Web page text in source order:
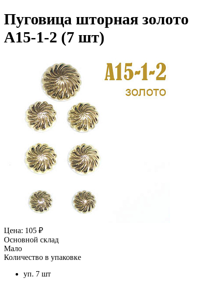
Пуговица шторная золото
A15-1-2 (7 шт)
Цена: 105 ₽
Основной склад
Мало
Количество в упаковке
уп. 7 шт